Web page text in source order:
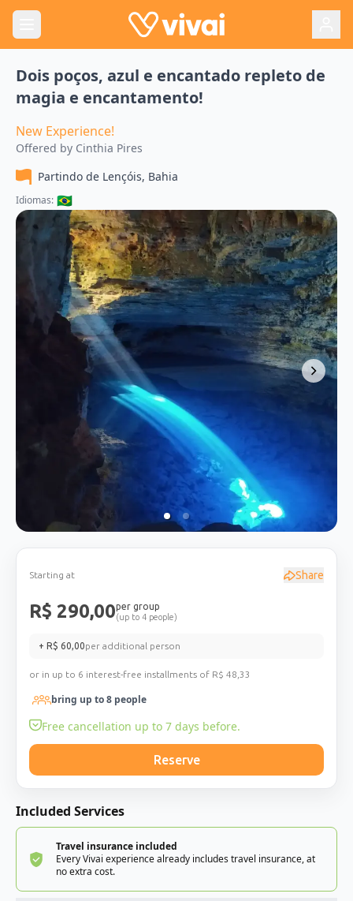
Dois poços, azul e encantado repleto de
magia e encantamento!
New Experience!
Offered by Cinthia Pires
Partindo de Lençóis, Bahia
Idiomas: 🇧🇷
Starting at Share
R$ 290,00per group
(up to 4 people)
+ R$ 60,00per additional person
or in up to 6 interest-free installments of R$ 48,33
bring up to8 people
Free cancellation up to 7 days before.
Reserve
Included Services
Travel insurance included
Every Vivai experience already includes travel insurance, at
no extra cost.